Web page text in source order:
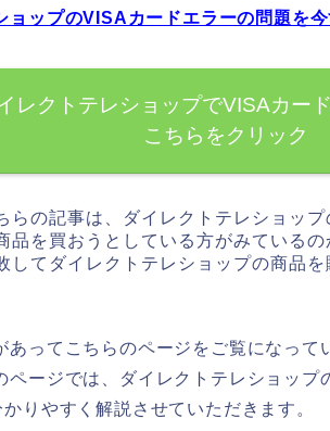
ョップのVISAカードエラーの問題を
レクトテレショップでVISAカー
こちらをクリック
らの記事は、ダイレクトテレショッ
品を買おうとしている方がみている
してダイレクトテレショップの商品
あってこちらのページをご覧になって
ページでは、ダイレクトテレショップ
りやすく解説させていただきます。